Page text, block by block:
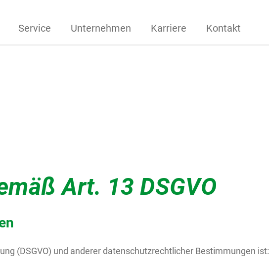
Service Unternehmen Karriere Kontakt
Art. 13 DSGVO
(DSGVO) und anderer datenschutzrechtlicher Bestimmungen ist: